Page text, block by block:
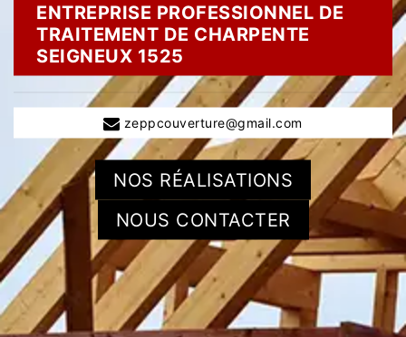
ENTREPRISE PROFESSIONNEL DE
TRAITEMENT DE CHARPENTE
SEIGNEUX 1525
zeppcouverture@gmail.com
NOS RÉALISATIONS
NOUS CONTACTER